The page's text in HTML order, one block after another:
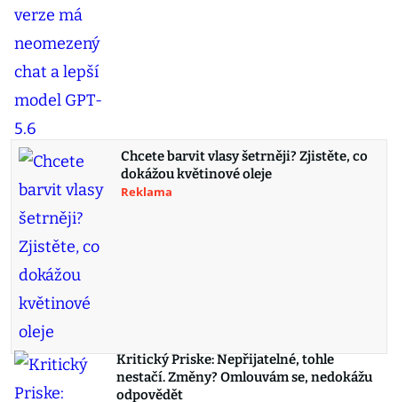
Chcete barvit vlasy šetrněji? Zjistěte, co
dokážou květinové oleje
Reklama
Kritický Priske: Nepřijatelné, tohle
nestačí. Změny? Omlouvám se, nedokážu
odpovědět